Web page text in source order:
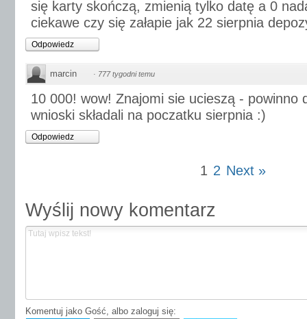
się karty skończą, zmienią tylko datę a 0
ciekawe czy się załapie jak 22 sierpnia
Odpowiedz
marcin · 777 tygodni temu
10 000! wow! Znajomi sie ucieszą - powinno
wnioski składali na poczatku sierpnia :)
Odpowiedz
1 2 Next »
Wyślij nowy komentarz
Komentuj jako Gość, albo zaloguj się: